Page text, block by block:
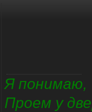
Я
Проем у